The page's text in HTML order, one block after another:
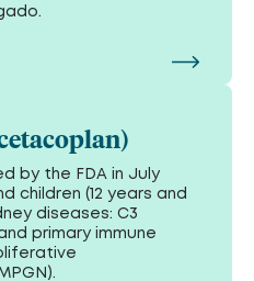
by the FDA in July
children (12 years and
diseases: C3
primary immune